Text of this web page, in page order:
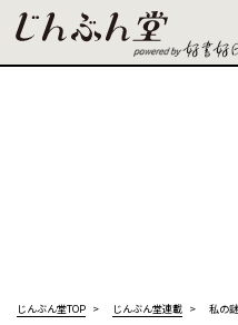
じんぶん堂TOP じんぶん堂連載 私の